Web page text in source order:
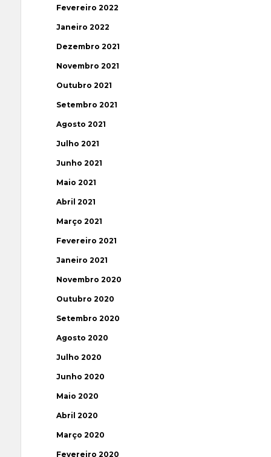
Fevereiro 2022
Janeiro 2022
Dezembro 2021
Novembro 2021
Outubro 2021
Setembro 2021
Agosto 2021
Julho 2021
Junho 2021
Maio 2021
Abril 2021
Março 2021
Fevereiro 2021
Janeiro 2021
Novembro 2020
Outubro 2020
Setembro 2020
Agosto 2020
Julho 2020
Junho 2020
Maio 2020
Abril 2020
Março 2020
Fevereiro 2020